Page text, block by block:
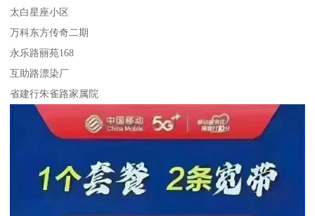
太白星座小区
万科东方传奇二期
永乐路丽苑168
互助路漂染厂
省建行朱雀路家属院